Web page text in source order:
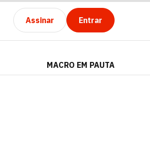
Assinar Entrar
MACRO EM PAUTA